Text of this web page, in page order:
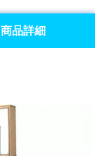
商品詳細